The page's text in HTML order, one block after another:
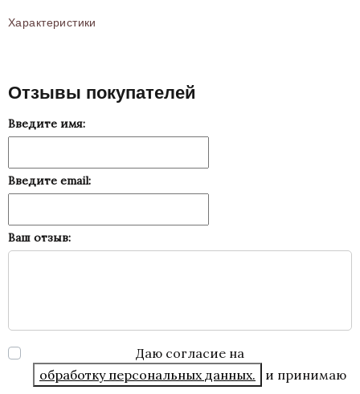
Характеристики
Отзывы покупателей
Введите имя:
Введите email:
Ваш отзыв:
Даю согласие на
обработку персональных данных.
и принимаю